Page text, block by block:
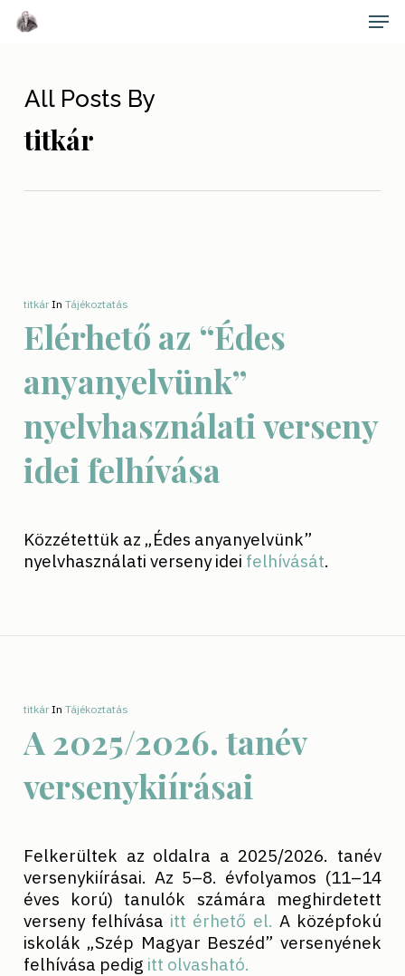
Skip
All Posts By
titkár
titkár In Tájékoztatás
Elérhető az “Édes
anyanyelvünk”
nyelvhasználati verseny
idei felhívása
Közzétettük az „Édes anyanyelvünk”
nyelvhasználati verseny idei felhívását.
titkár In Tájékoztatás
A 2025/2026. tanév
versenykiírásai
Felkerültek az oldalra a 2025/2026. tanév
versenykiírásai. Az 5–8. évfolyamos (11–14
éves korú) tanulók számára meghirdetett
verseny felhívása itt érhető el. A középfokú
iskolák „Szép Magyar Beszéd” versenyének
felhívása pedig itt olvasható.